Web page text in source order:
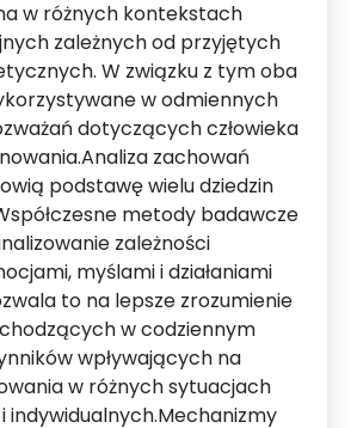
w różnych kontekstach
zależnych od przyjętych
W związku z tym oba
w odmiennych
dotyczących człowieka
zachowań
podstawę wielu dziedzin
metody badawcze
zależności
myślami i działaniami
to na lepsze zrozumienie
w codziennym
wpływających na
w różnych sytuacjach
indywidualnych.Mechanizmy